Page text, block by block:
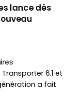
lance dès
6.1 et
a fait